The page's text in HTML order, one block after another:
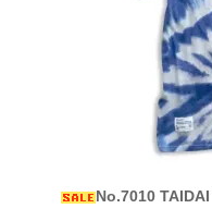
No.7010